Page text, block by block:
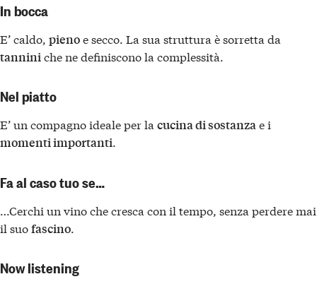
In bocca
E’ caldo, pienoe secco. La sua struttura è sorretta da
tanniniche ne definiscono la complessità.
Nel piatto
E’ un compagno ideale per la cucina di sostanzae i
momenti importanti.
Fa al caso tuo se…
…Cerchi un vino che cresca con il tempo, senza perdere mai
il suofascino.
Now listening